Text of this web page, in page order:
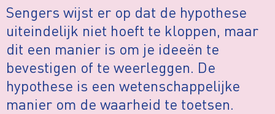
Sengers wijst er op dat de hypothese
uiteindelijk niet hoeft te kloppen, maar
dit een manier is om je ideeën te
bevestigen of te weerleggen. De
hypothese is een wetenschappelijke
manier om de waarheid te toetsen.